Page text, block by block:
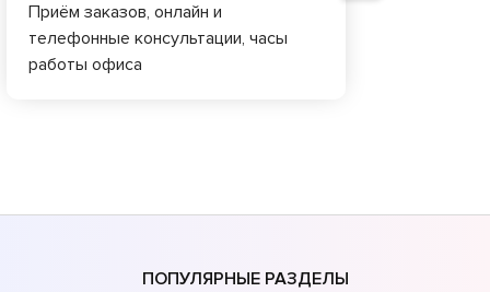
Приём заказов, онлайн и
телефонные консультации, часы
работы офиса
ПОПУЛЯРНЫЕ РАЗДЕЛЫ